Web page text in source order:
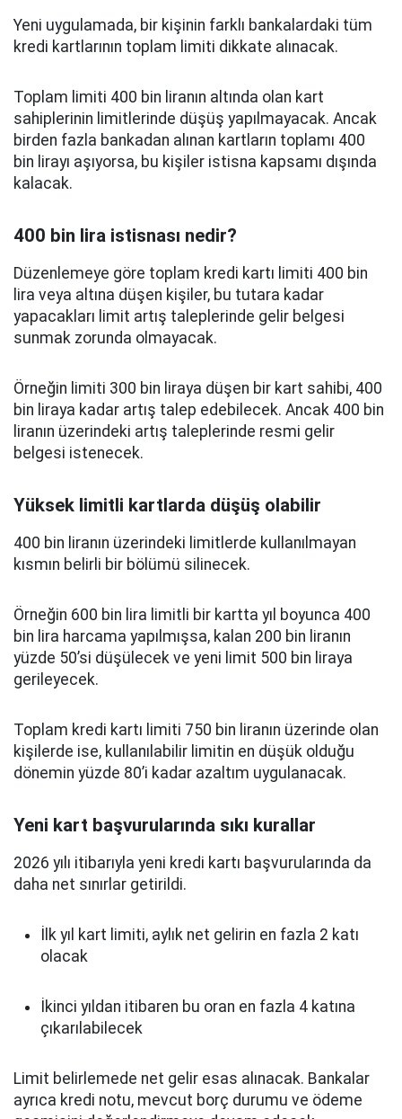
Yeni uygulamada, bir kişinin farklı bankalardaki tüm
kredi kartlarının toplam limiti dikkate alınacak.
Toplam limiti 400 bin liranın altında olan kart
sahiplerinin limitlerinde düşüş yapılmayacak. Ancak
birden fazla bankadan alınan kartların toplamı 400
bin lirayı aşıyorsa, bu kişiler istisna kapsamı dışında
kalacak.
400 bin lira istisnası nedir?
Düzenlemeye göre toplam kredi kartı limiti 400 bin
lira veya altına düşen kişiler, bu tutara kadar
yapacakları limit artış taleplerinde gelir belgesi
sunmak zorunda olmayacak.
Örneğin limiti 300 bin liraya düşen bir kart sahibi, 400
bin liraya kadar artış talep edebilecek. Ancak 400 bin
liranın üzerindeki artış taleplerinde resmi gelir
belgesi istenecek.
Yüksek limitli kartlarda düşüş olabilir
400 bin liranın üzerindeki limitlerde kullanılmayan
kısmın belirli bir bölümü silinecek.
Örneğin 600 bin lira limitli bir kartta yıl boyunca 400
bin lira harcama yapılmışsa, kalan 200 bin liranın
yüzde 50’si düşülecek ve yeni limit 500 bin liraya
gerileyecek.
Toplam kredi kartı limiti 750 bin liranın üzerinde olan
kişilerde ise, kullanılabilir limitin en düşük olduğu
dönemin yüzde 80’i kadar azaltım uygulanacak.
Yeni kart başvurularında sıkı kurallar
2026 yılı itibarıyla yeni kredi kartı başvurularında da
daha net sınırlar getirildi.
İlk yıl kart limiti, aylık net gelirin en fazla 2 katı
olacak
İkinci yıldan itibaren bu oran en fazla 4 katına
çıkarılabilecek
Limit belirlemede net gelir esas alınacak. Bankalar
ayrıca kredi notu, mevcut borç durumu ve ödeme